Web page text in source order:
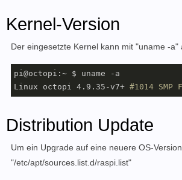
Kernel-Version
Der eingesetzte Kernel kann mit "uname -a"
pi@octopi:~ $ uname -a
Linux octopi 4.9.35-v7+ #1014
Distribution Update
Um ein Upgrade auf eine neuere OS-
"/etc/apt/sources.list.d/raspi.list"